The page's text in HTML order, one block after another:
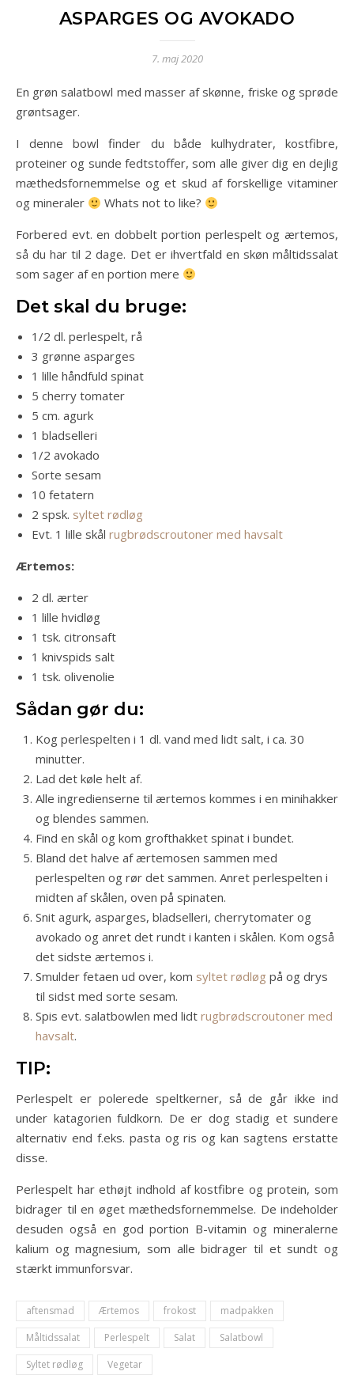
ASPARGES OG AVOKADO
7. maj 2020
En grøn salatbowl med masser af skønne, friske og sprøde
grøntsager.
I denne bowl finder du både kulhydrater, kostfibre,
proteiner og sunde fedtstoffer, som alle giver dig en dejlig
mæthedsfornemmelse og et skud af forskellige vitaminer
og mineraler
Whats not to like?
Forbered evt. en dobbelt portion perlespelt og ærtemos,
så du har til 2 dage. Det er ihvertfald en skøn måltidssalat
som sager af en portion mere
Det skal du bruge:
1/2 dl. perlespelt, rå
3 grønne asparges
1 lille håndfuld spinat
5 cherry tomater
5 cm. agurk
1 bladselleri
1/2 avokado
Sorte sesam
10 fetatern
2 spsk. syltet rødløg
Evt. 1 lille skål rugbrødscroutoner med havsalt
Ærtemos:
2 dl. ærter
1 lille hvidløg
1 tsk. citronsaft
1 knivspids salt
1 tsk. olivenolie
Sådan gør du:
Kog perlespelten i 1 dl. vand med lidt salt, i ca. 30
minutter.
Lad det køle helt af.
Alle ingredienserne til ærtemos kommes i en minihakker
og blendes sammen.
Find en skål og kom grofthakket spinat i bundet.
Bland det halve af ærtemosen sammen med
perlespelten og rør det sammen. Anret perlespelten i
midten af skålen, oven på spinaten.
Snit agurk, asparges, bladselleri, cherrytomater og
avokado og anret det rundt i kanten i skålen. Kom også
det sidste ærtemos i.
Smulder fetaen ud over, kom syltet rødløg på og drys
til sidst med sorte sesam.
Spis evt. salatbowlen med lidt rugbrødscroutoner med
havsalt.
TIP:
Perlespelt er polerede speltkerner, så de går ikke ind
under katagorien fuldkorn. De er dog stadig et sundere
alternativ end f.eks. pasta og ris og kan sagtens erstatte
disse.
Perlespelt har ethøjt indhold af kostfibre og protein, som
bidrager til en øget mæthedsfornemmelse. De indeholder
desuden også en god portion B-vitamin og mineralerne
kalium og magnesium, som alle bidrager til et sundt og
stærkt immunforsvar.
aftensmad Ærtemos frokost
madpakken
Måltidssalat
Perlespelt Salat
Salatbowl
Syltet rødløg
Vegetar